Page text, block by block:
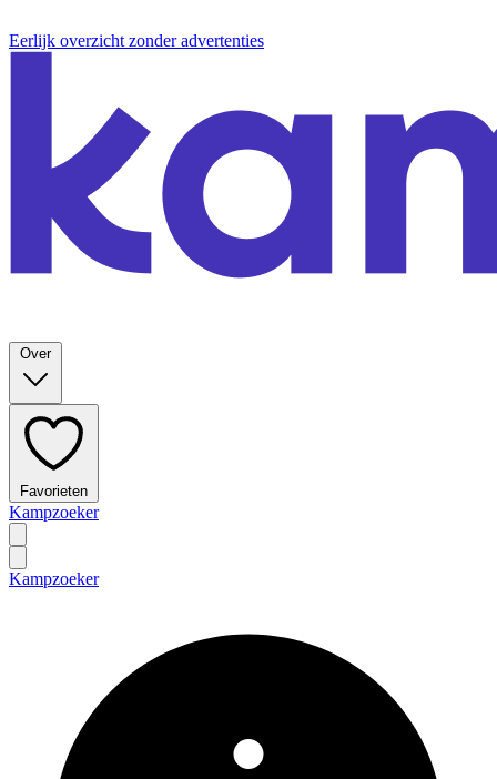
Eerlijk overzicht zonder advertenties
Over
Favorieten
Kampzoeker
Kampzoeker